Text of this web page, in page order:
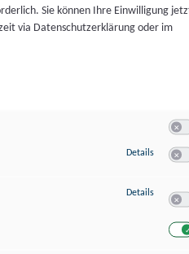
Sie können Ihre Einwilligung
via Datenschutzerklärung oder im
Details zu
Details zu